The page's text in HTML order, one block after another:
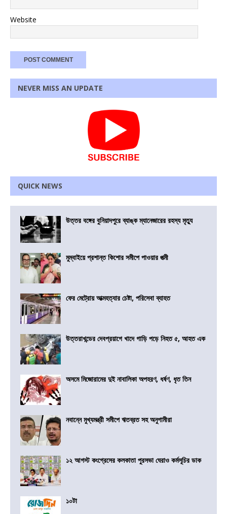
Website
NEVER MISS AN UPDATE
QUICK NEWS
উত্তর বঙ্গের বুনিয়াদপুরে ব্যাঙ্ক ম্যানেজারের রহস্য মৃত্যু
মুম্বাইয়ে প্রশান্ত কিশোর সমীপে পাওয়ার পত্মী
ফের মেট্রোয় আত্মহত্যার চেষ্টা, পরিসেবা ব্যাহত
উত্তরাখন্ডের দেবপ্রয়াগে খাদে গাড়ি পড়ে নিহত ৫, আহত এক
অসমে মিজোরামের দুই নাবালিকা অপহরণ, ধর্ষণ, ধৃত তিন
নবান্নে মুখ্যমন্ত্রী সমীপে ঋতব্রত সহ অনুগামীরা
১২ আগস্ট কংগ্রেসের কলকাতা পুরসভা ঘেরাও কর্মসূচির ডাক
১০টা